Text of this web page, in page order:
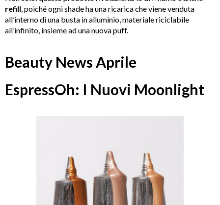
refill, poiché ogni shade ha una ricarica che viene venduta
all’interno di una busta in alluminio, materiale riciclabile
all’infinito, insieme ad una nuova puff.
Beauty News Aprile
EspressOh: I Nuovi Moonlight